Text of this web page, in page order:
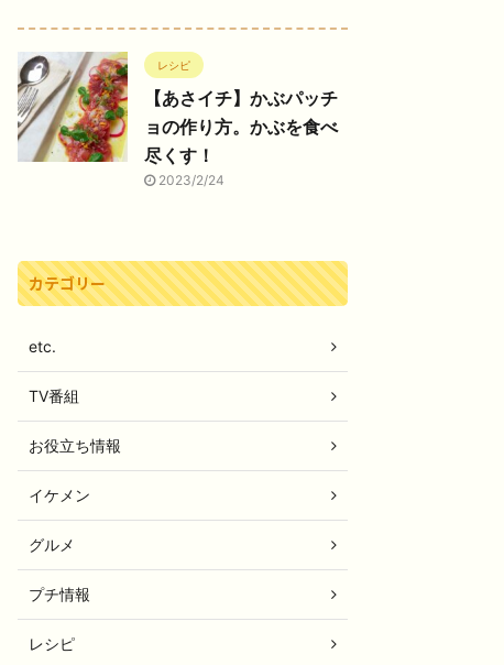
レシピ
【あさイチ】かぶパッチ
ョの作り方。かぶを食べ
尽くす！
2023/2/24
カテゴリー
etc.
TV番組
お役立ち情報
イケメン
グルメ
プチ情報
レシピ